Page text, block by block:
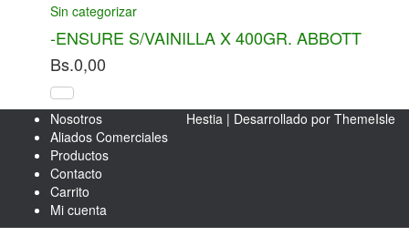
Sin categorizar
-ENSURE S/VAINILLA X 400GR. ABBOTT
Bs.0,00
Nosotros
Aliados Comerciales
Productos
Contacto
Carrito
Mi cuenta
Hestia | Desarrollado por ThemeIsle